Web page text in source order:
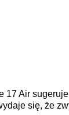
17 Air
się, że